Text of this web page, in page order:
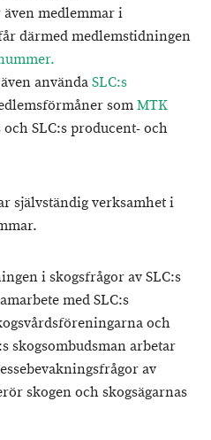
medlemmar i
därmed medlemstidningen
användaSLC:s
somMTK
SLC:s producent- och
självständig verksamhet i
i skogsfrågor av SLC:s
med SLC:s
och
skogsombudsman arbetar
av
skogen och skogsägarnas